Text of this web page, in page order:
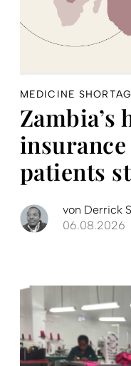
MEDICINE
Zambia’s
patients
von Derrick
06.08.2026